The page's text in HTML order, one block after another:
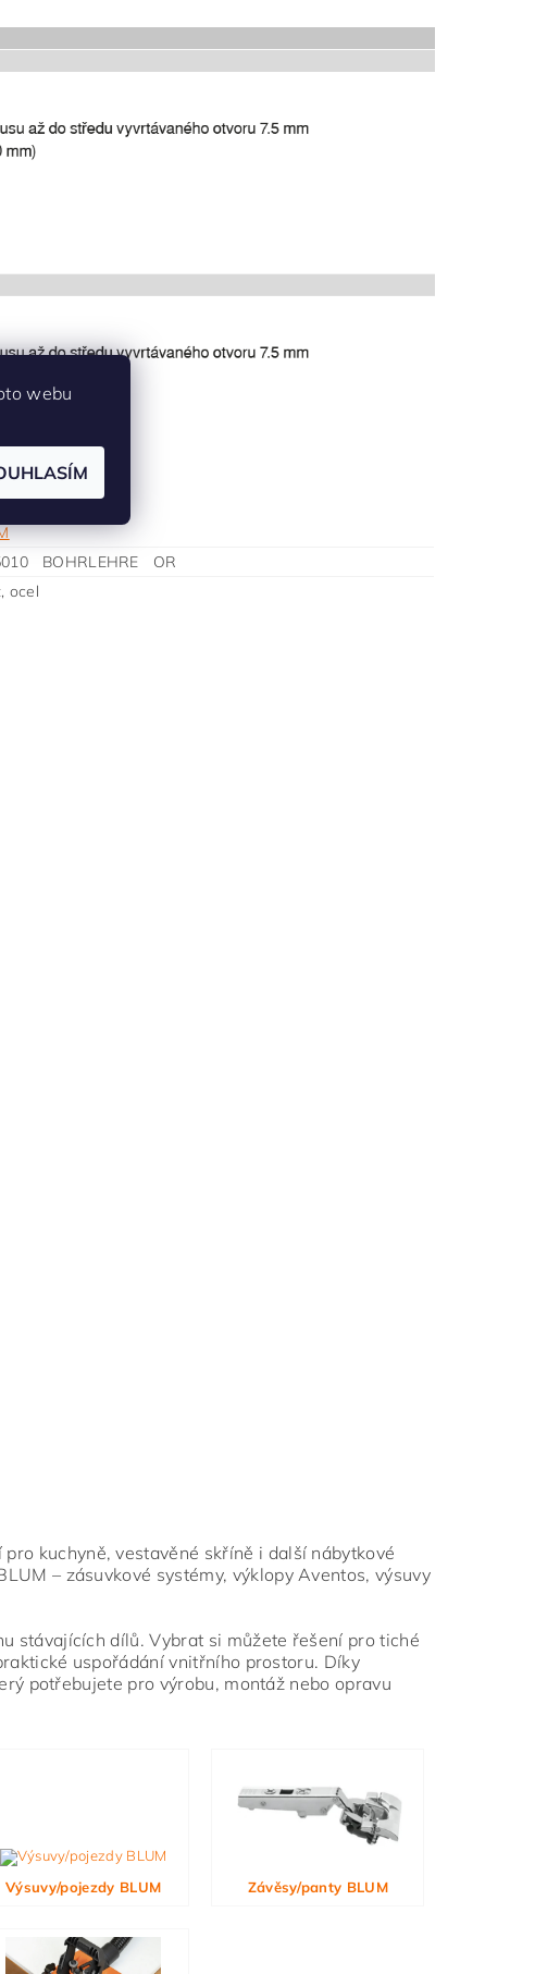
BOHRLEHRE OR
ocel
kuchyně, vestavěné skříně i další nábytkové
– zásuvkové systémy, výklopy Aventos, výsuvy
stávajících dílů. Vybrat si můžete řešení pro tiché
uspořádání vnitřního prostoru. Díky
potřebujete pro výrobu, montáž nebo opravu
Výsuvy/pojezdy BLUM Závěsy/panty BLUM
webu